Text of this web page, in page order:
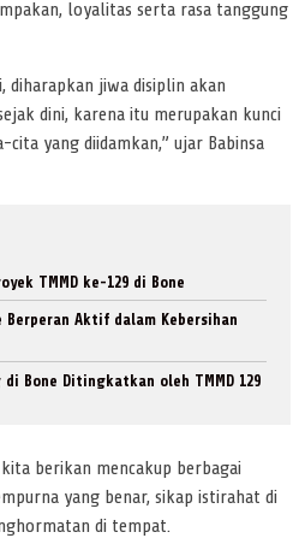
loyalitas serta rasa tanggung
diharapkan jiwa disiplin akan
dini, karena itu merupakan kunci
yang diidamkan,” ujar Babinsa
TMMD ke-129 di Bone
Berperan Aktif dalam Kebersihan
di Bone Ditingkatkan oleh TMMD 129
berikan mencakup berbagai
yang benar, sikap istirahat di
di tempat.